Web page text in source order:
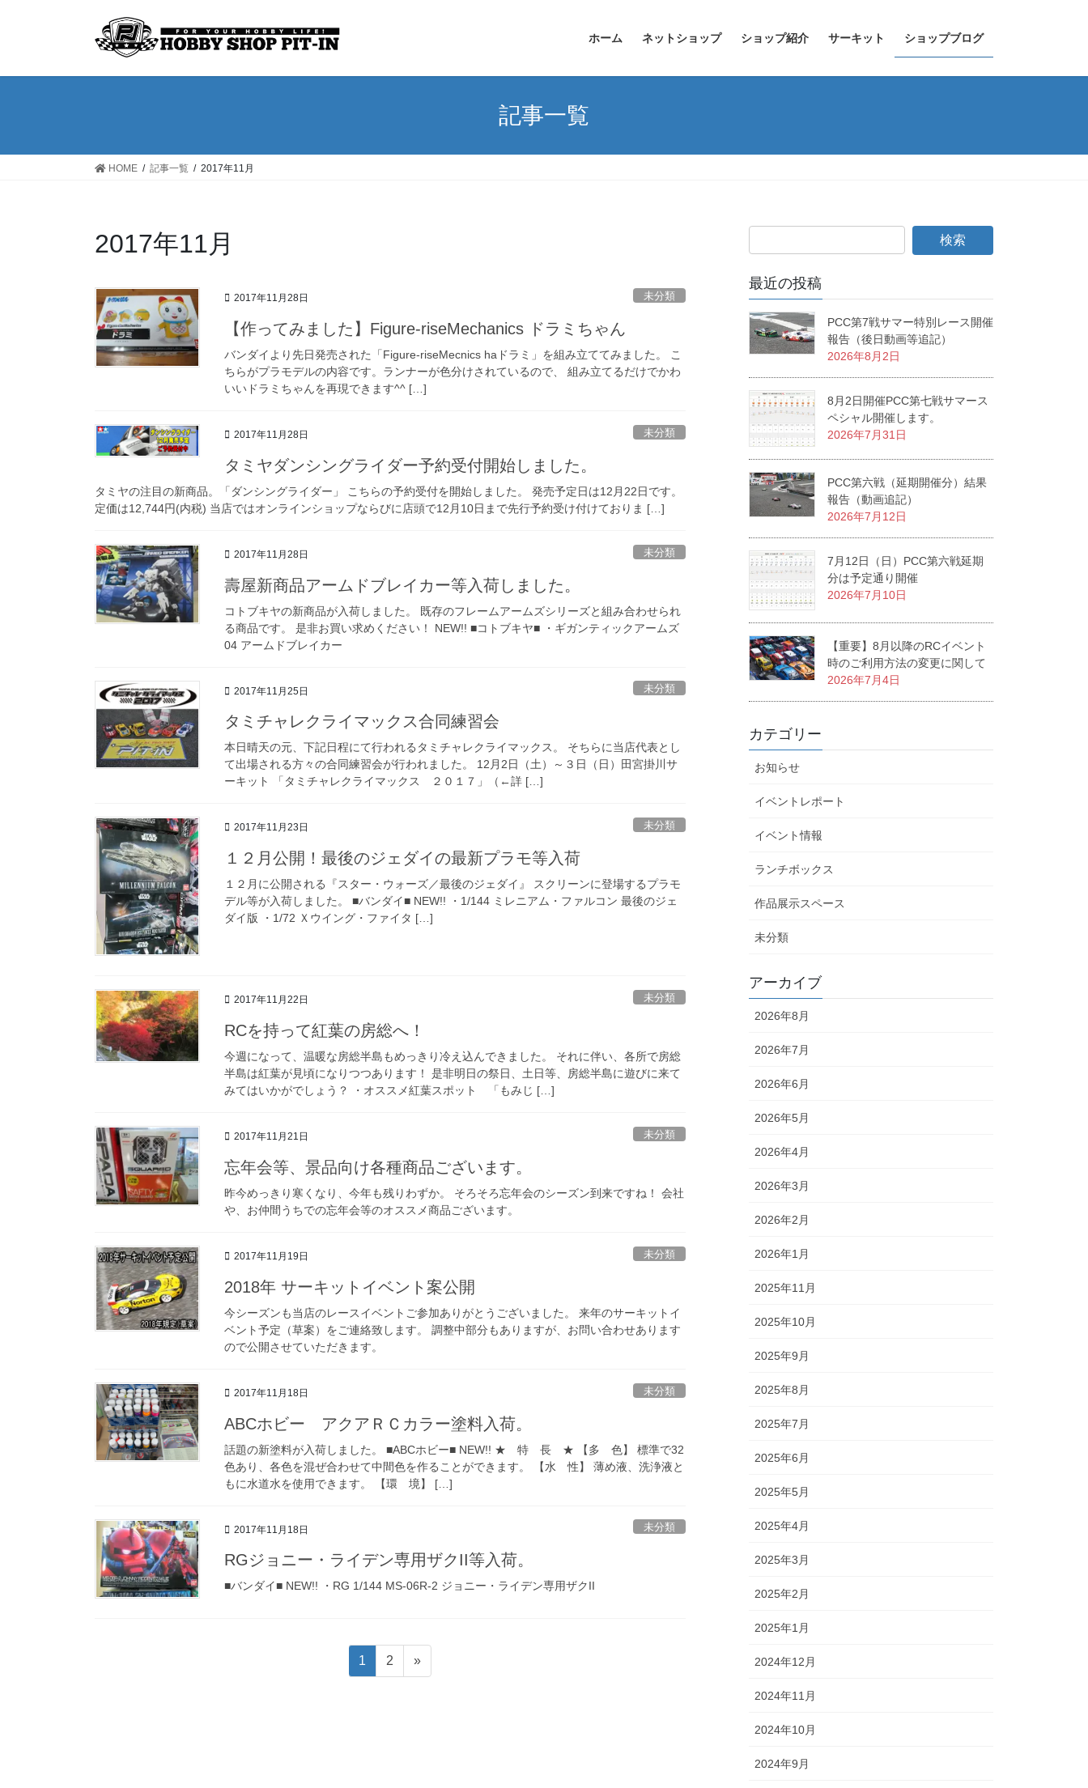
ホーム ネットショップ ショップ紹介 サーキット ショップブログ
記事一覧
HOME 記事一覧 2017年11月
2017年11月
2017年11月28日 未分類
【作ってみました】Figure-riseMechanics ドラミちゃん
バンダイより先日発売された「Figure-riseMecnics haドラミ」を組み立ててみました。 こ
ちらがプラモデルの内容です。ランナーが色分けされているので、 組み立てるだけでかわ
いいドラミちゃんを再現できます^^ […]
2017年11月28日 未分類
タミヤダンシングライダー予約受付開始しました。
タミヤの注目の新商品。「ダンシングライダー」 こちらの予約受付を開始しました。 発売予定日は12月22日です。
定価は12,744円(内税) 当店ではオンラインショップならびに店頭で12月10日まで先行予約受け付けておりま […]
2017年11月28日 未分類
壽屋新商品アームドブレイカー等入荷しました。
コトブキヤの新商品が入荷しました。 既存のフレームアームズシリーズと組み合わせられ
る商品です。 是非お買い求めください！ NEW!! ■コトブキヤ■ ・ギガンティックアームズ
04 アームドブレイカー
2017年11月25日 未分類
タミチャレクライマックス合同練習会
本日晴天の元、下記日程にて行われるタミチャレクライマックス。 そちらに当店代表とし
て出場される方々の合同練習会が行われました。 12月2日（土）～３日（日）田宮掛川サ
ーキット 「タミチャレクライマックス ２０１７」（←詳 […]
2017年11月23日 未分類
１２月公開！最後のジェダイの最新プラモ等入荷
１２月に公開される『スター・ウォーズ／最後のジェダイ』 スクリーンに登場するプラモ
デル等が入荷しました。 ■バンダイ■ NEW!! ・1/144 ミレニアム・ファルコン 最後のジェ
ダイ版 ・1/72 Ｘウイング・ファイタ […]
2017年11月22日 未分類
RCを持って紅葉の房総へ！
今週になって、温暖な房総半島もめっきり冷え込んできました。 それに伴い、各所で房総
半島は紅葉が見頃になりつつあります！ 是非明日の祭日、土日等、房総半島に遊びに来て
みてはいかがでしょう？ ・オススメ紅葉スポット 「もみじ […]
2017年11月21日 未分類
忘年会等、景品向け各種商品ございます。
昨今めっきり寒くなり、今年も残りわずか。 そろそろ忘年会のシーズン到来ですね！ 会社
や、お仲間うちでの忘年会等のオススメ商品ございます。
2017年11月19日 未分類
2018年 サーキットイベント案公開
今シーズンも当店のレースイベントご参加ありがとうございました。 来年のサーキットイ
ベント予定（草案）をご連絡致します。 調整中部分もありますが、お問い合わせあります
ので公開させていただきます。
2017年11月18日 未分類
ABCホビー アクアＲＣカラー塗料入荷。
話題の新塗料が入荷しました。 ■ABCホビー■ NEW!! ★ 特 長 ★ 【多 色】 標準で32
色あり、各色を混ぜ合わせて中間色を作ることができます。 【水 性】 薄め液、洗浄液と
もに水道水を使用できます。 【環 境】 […]
2017年11月18日 未分類
RGジョニー・ライデン専用ザクII等入荷。
■バンダイ■ NEW!! ・RG 1/144 MS-06R-2 ジョニー・ライデン専用ザクII
固
定
1
固
定
2 »
最近の投稿
PCC第7戦サマー特別レース開催
報告（後日動画等追記）
2026年8月2日
8月2日開催PCC第七戦サマース
ペシャル開催します。
2026年7月31日
PCC第六戦（延期開催分）結果
報告（動画追記）
2026年7月12日
7月12日（日）PCC第六戦延期
分は予定通り開催
2026年7月10日
【重要】8月以降のRCイベント
時のご利用方法の変更に関して
2026年7月4日
カテゴリー
お知らせ
イベントレポート
イベント情報
ランチボックス
作品展示スペース
未分類
アーカイブ
2026年8月
2026年7月
2026年6月
2026年5月
2026年4月
2026年3月
2026年2月
2026年1月
2025年11月
2025年10月
2025年9月
2025年8月
2025年7月
2025年6月
2025年5月
2025年4月
2025年3月
2025年2月
2025年1月
2024年12月
2024年11月
2024年10月
2024年9月